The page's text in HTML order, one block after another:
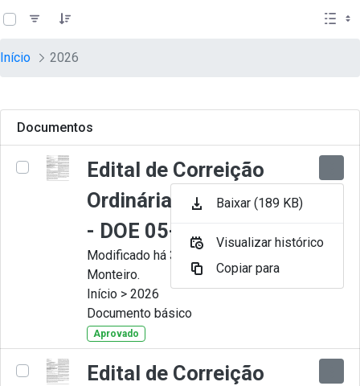
Pular para o Conteúdo principal
teste descricao
Início 2026
Documentos
Edital de Correição
Ordinária nº 009-2026
- DOE 05-08-2026
Modificado há 3 dias por Juliana
Monteiro.
Início > 2026
Documento básico
Aprovado
Edital de Correição
Baixar (189 KB)
Visualizar histórico
Copiar para